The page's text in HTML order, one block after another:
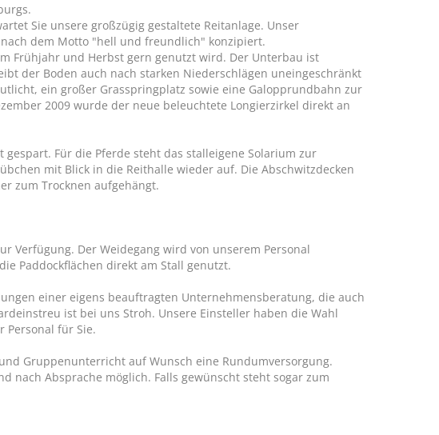
Sie unsere großzügig gestaltete Reitanlage. Unser
dem Motto "hell und freundlich" konzipiert.
Frühjahr und Herbst gern genutzt wird. Der Unterbau ist
der Boden auch nach starken Niederschlägen uneingeschränkt
ein großer Grasspringplatz sowie eine Galopprundbahn zur
2009 wurde der neue beleuchtete Longierzirkel direkt an
Für die Pferde steht das stalleigene Solarium zur
mit Blick in die Reithalle wieder auf. Die Abschwitzdecken
zum Trocknen aufgehängt.
Verfügung. Der Weidegang wird von unserem Personal
Paddockflächen direkt am Stall genutzt.
einer eigens beauftragten Unternehmensberatung, die auch
ist bei uns Stroh. Unsere Einsteller haben die Wahl
Personal für Sie.
Gruppenunterricht auf Wunsch eine Rundumversorgung.
nach Absprache möglich. Falls gewünscht steht sogar zum